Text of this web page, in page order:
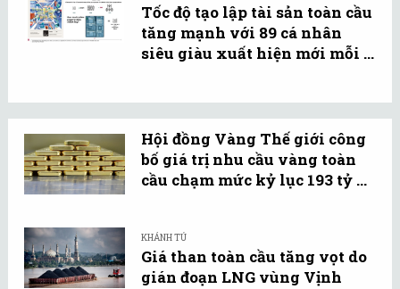
Tốc độ tạo lập tài sản toàn cầu
tăng mạnh với 89 cá nhân
siêu giàu xuất hiện mới mỗi ...
Hội đồng Vàng Thế giới công
bố giá trị nhu cầu vàng toàn
cầu chạm mức kỷ lục 193 tỷ ...
KHÁNH TÚ
Giá than toàn cầu tăng vọt do
gián đoạn LNG vùng Vịnh